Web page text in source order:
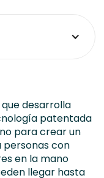
desarrolla
patentada
para crear un
con
en la mano
llegar hasta